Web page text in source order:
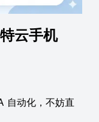
云手机
动化，不妨直